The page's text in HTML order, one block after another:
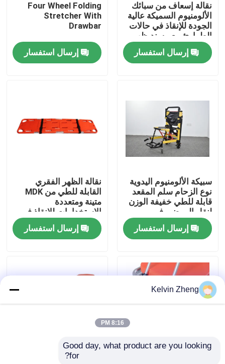
المنتجات
فيديوهات
جولة في المصنع
مراقبة الجودة
اتصل بنا
أخبار
نقالة إسعاف من سبائك
الألومنيوم السميكة عالية
الجودة للإنقاذ في حالات
الطوارئ مع مسند ظهر
قابل للتعديل لارتفاعه
للاستخدام في
المستشفيات
إرسال استفسار
Four Wheel Folding
Stretcher With
Drawbar
إرسال استفسار
سبيكة الألومنيوم اليدوية
نوع الزحام سلم المقعد
قابلة للطي خفيفة الوزن
لنقل المرضى في
المستشفى
إرسال استفسار
نقالة الظهر الفقري
القابلة للطي من MDK
متينة ومتعددة
الاستخدامات للإنقاذ في
البيئات القاسية
إرسال استفسار
سبيكة الألومنيوم قابلة
Kelvin Zheng
8:16 PM
Good day, what product are you looking
for?